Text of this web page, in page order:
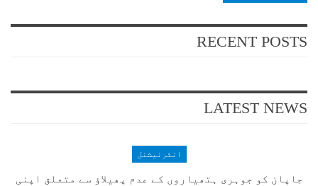
RECENT POSTS
LATEST NEWS
انٹرنیشنل
جاپان کو جوہری ہتھیاروں کے عدم پھیلاؤ سے متعلق اپنی